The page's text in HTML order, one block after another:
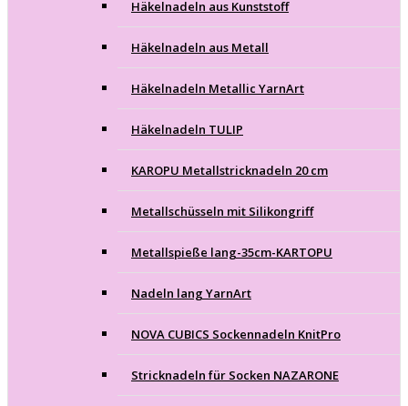
Häkelnadeln aus Kunststoff
Häkelnadeln aus Metall
Häkelnadeln Metallic YarnArt
Häkelnadeln TULIP
KAROPU Metallstricknadeln 20 cm
Metallschüsseln mit Silikongriff
Metallspieße lang-35cm-KARTOPU
Nadeln lang YarnArt
NOVA CUBICS Sockennadeln KnitPro
Stricknadeln für Socken NAZARONE